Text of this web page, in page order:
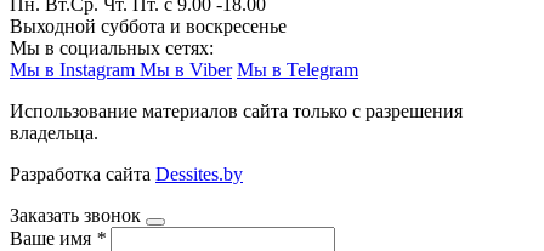
Выходной суббота и воскресенье
Мы в социальных сетях:
Мы в Instagram Мы в Viber Мы в Telegram
Использование материалов сайта только с разрешения
владельца.
Разработка сайта Dessites.by
Заказать звонок
Ваше имя *